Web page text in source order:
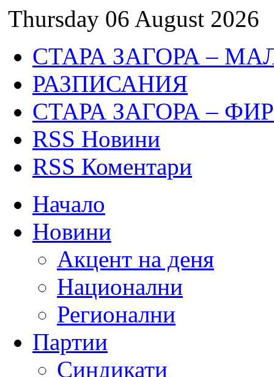
Thursday 06 August 2026
СТАРА ЗАГОРА –
РАЗПИСАНИЯ
СТАРА ЗАГОРА –
RSS Новини
RSS Коментари
Начало
Новини
Акцент на деня
Национални
Регионални
Партии
Синдикати